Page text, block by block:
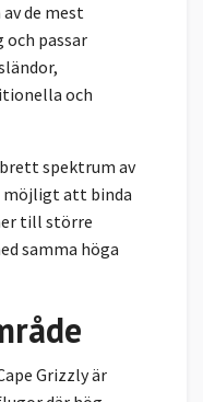
av de mest
passar
och
spektrum av
möjligt att binda
till större
samma höga
Grizzly är